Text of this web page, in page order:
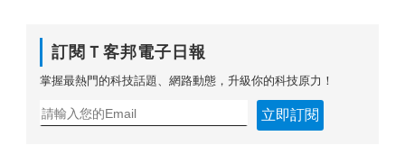
訂閱Ｔ客邦電子日報
掌握最熱門的科技話題、網路動態，升級你的科技原力！
立即訂閱